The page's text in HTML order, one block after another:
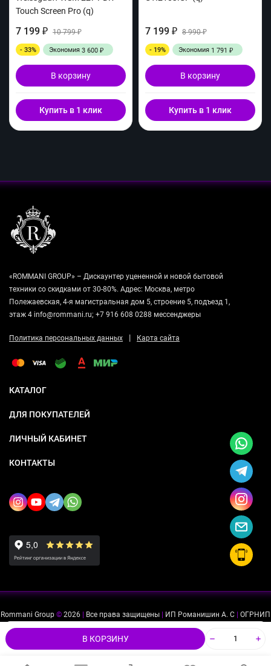
В КОРЗИНУ
Touch Screen Pro (q)
7 199 ₽ 10 799₽
- 33% Экономия 3 600 ₽
В корзину
Купить в 1 клик
7 199 ₽ 8 990₽
- 19% Экономия 1 791 ₽
В корзину
Купить в 1 клик
«ROMMANI GROUP» – Дискаунтер уцененной и новой бытовой
техники со скидками от 30-80%. Адрес: Москва, метро
Полежаевская, 4-я магистральная дом 5, строение 5, подъезд 1,
этаж 4 info@rommani.ru; +7 916 608 0288 мессенджеры
Политика персональных данных | Карта сайта
КАТАЛОГ
ДЛЯ ПОКУПАТЕЛЕЙ
ЛИЧНЫЙ КАБИНЕТ
КОНТАКТЫ
Rommani Group © 2026 Все права защищены ИП Романишин А. С
ОГРНИП
Мы используем файлы cookie, чтобы сайт был лучше для